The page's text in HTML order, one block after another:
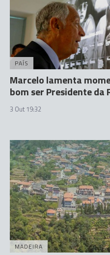
PAÍS
Marcelo lamenta
bom ser Presidente da
3 Out 19:32
MADEIRA